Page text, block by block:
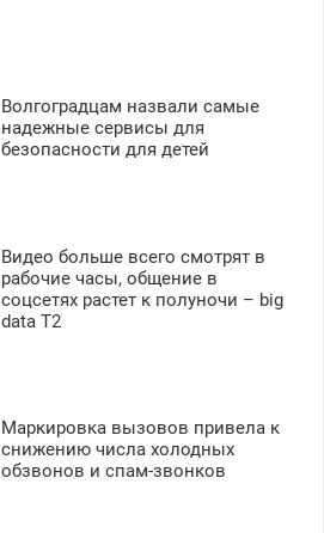
Волгоградцам назвали самые
надежные сервисы для
безопасности для детей
Видео больше всего смотрят в
рабочие часы, общение в
соцсетях растет к полуночи – big
data T2
Маркировка вызовов привела к
снижению числа холодных
обзвонов и спам-звонков